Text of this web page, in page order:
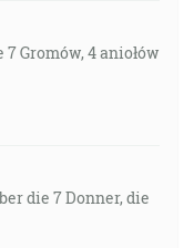
Gromów, 4 aniołów
die 7 Donner, die